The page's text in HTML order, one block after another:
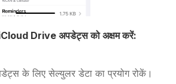
Drive अपडेट्स को अक्षम करें:
के लिए सेल्युलर डेटा का प्रयोग रोकें।